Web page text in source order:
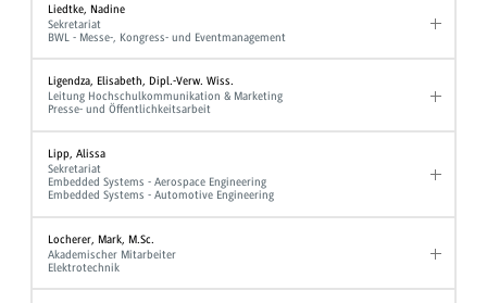
Liedtke, Nadine
Sekretariat
BWL - Messe-, Kongress- und Eventmanagement
Ligendza, Elisabeth, Dipl.-Verw. Wiss.
Leitung Hochschulkommunikation & Marketing
Presse- und Öffentlichkeitsarbeit
Lipp, Alissa
Sekretariat
Embedded Systems - Aerospace Engineering
Embedded Systems - Automotive Engineering
Locherer, Mark, M.Sc.
Akademischer Mitarbeiter
Elektrotechnik